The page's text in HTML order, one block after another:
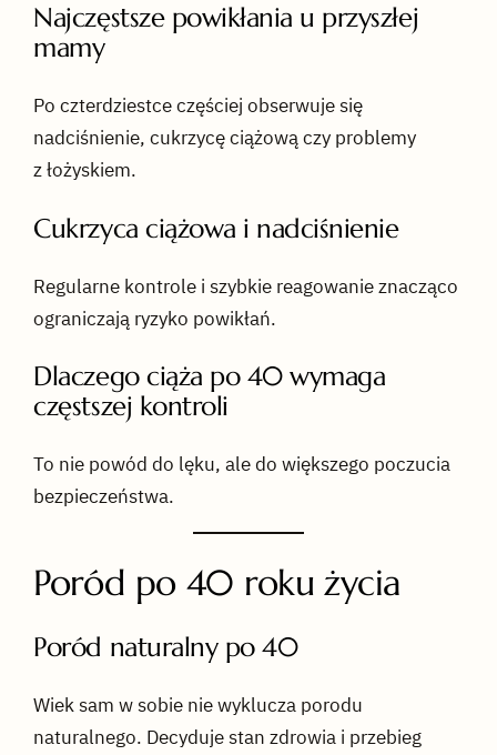
Najczęstsze powikłania u przyszłej
mamy
Po czterdziestce częściej obserwuje się
nadciśnienie, cukrzycę ciążową czy problemy
z łożyskiem.
Cukrzyca ciążowa i nadciśnienie
Regularne kontrole i szybkie reagowanie znacząco
ograniczają ryzyko powikłań.
Dlaczego ciąża po 40 wymaga
częstszej kontroli
To nie powód do lęku, ale do większego poczucia
bezpieczeństwa.
Poród po 40 roku życia
Poród naturalny po 40
Wiek sam w sobie nie wyklucza porodu
naturalnego. Decyduje stan zdrowia i przebieg